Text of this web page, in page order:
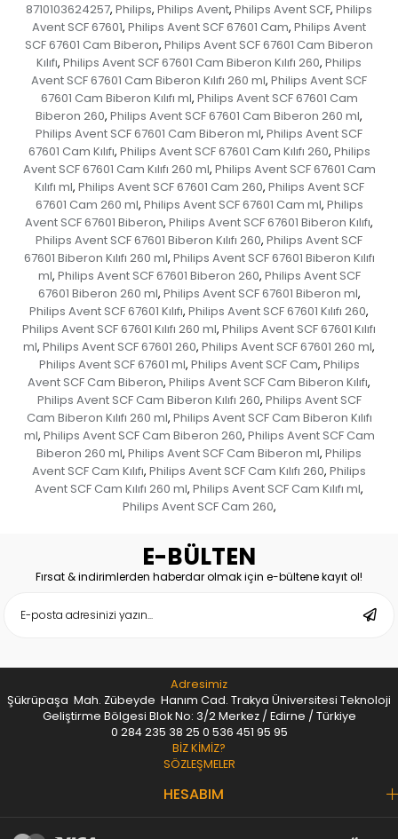
8710103624257, Philips, Philips Avent, Philips Avent SCF, Philips
Avent SCF 67601, Philips Avent SCF 67601 Cam, Philips Avent
SCF 67601 Cam Biberon, Philips Avent SCF 67601 Cam Biberon
Kılıfı, Philips Avent SCF 67601 Cam Biberon Kılıfı 260, Philips
Avent SCF 67601 Cam Biberon Kılıfı 260 ml, Philips Avent SCF
67601 Cam Biberon Kılıfı ml, Philips Avent SCF 67601 Cam
Biberon 260, Philips Avent SCF 67601 Cam Biberon 260 ml,
Philips Avent SCF 67601 Cam Biberon ml, Philips Avent SCF
67601 Cam Kılıfı, Philips Avent SCF 67601 Cam Kılıfı 260, Philips
Avent SCF 67601 Cam Kılıfı 260 ml, Philips Avent SCF 67601 Cam
Kılıfı ml, Philips Avent SCF 67601 Cam 260, Philips Avent SCF
67601 Cam 260 ml, Philips Avent SCF 67601 Cam ml, Philips
Avent SCF 67601 Biberon, Philips Avent SCF 67601 Biberon Kılıfı,
Philips Avent SCF 67601 Biberon Kılıfı 260, Philips Avent SCF
67601 Biberon Kılıfı 260 ml, Philips Avent SCF 67601 Biberon Kılıfı
ml, Philips Avent SCF 67601 Biberon 260, Philips Avent SCF
67601 Biberon 260 ml, Philips Avent SCF 67601 Biberon ml,
Philips Avent SCF 67601 Kılıfı, Philips Avent SCF 67601 Kılıfı 260,
Philips Avent SCF 67601 Kılıfı 260 ml, Philips Avent SCF 67601 Kılıfı
ml, Philips Avent SCF 67601 260, Philips Avent SCF 67601 260 ml,
Philips Avent SCF 67601 ml, Philips Avent SCF Cam, Philips
Avent SCF Cam Biberon, Philips Avent SCF Cam Biberon Kılıfı,
Philips Avent SCF Cam Biberon Kılıfı 260, Philips Avent SCF
Cam Biberon Kılıfı 260 ml, Philips Avent SCF Cam Biberon Kılıfı
ml, Philips Avent SCF Cam Biberon 260, Philips Avent SCF Cam
Biberon 260 ml, Philips Avent SCF Cam Biberon ml, Philips
Avent SCF Cam Kılıfı, Philips Avent SCF Cam Kılıfı 260, Philips
Avent SCF Cam Kılıfı 260 ml, Philips Avent SCF Cam Kılıfı ml,
Philips Avent SCF Cam 260,
E-BÜLTEN
Fırsat & indirimlerden haberdar olmak için e-bültene kayıt ol!
Adresimiz
Şükrüpaşa Mah. Zübeyde Hanım Cad. Trakya Üniversitesi Teknoloji
Geliştirme Bölgesi Blok No: 3/2 Merkez / Edirne / Türkiye
0 284 235 38 25 0 536 451 95 95
BİZ KİMİZ?
SÖZLEŞMELER
HESABIM